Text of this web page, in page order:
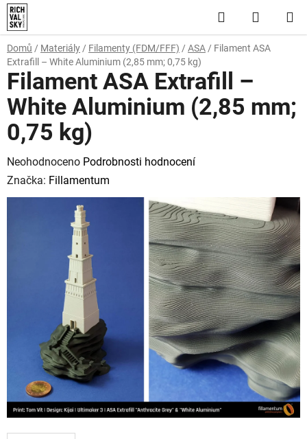
Přejít
na
obsah
Hledat
KOŠÍK
Domů / Materiály / Filamenty (FDM/FFF) / ASA / Filament ASA
Extrafill – White Aluminium (2,85 mm; 0,75 kg)
Filament ASA Extrafill –
White Aluminium (2,85 mm;
0,75 kg)
Průměrné
hodnocení
produktu
Neohodnoceno Podrobnosti hodnocení
Značka: Fillamentum